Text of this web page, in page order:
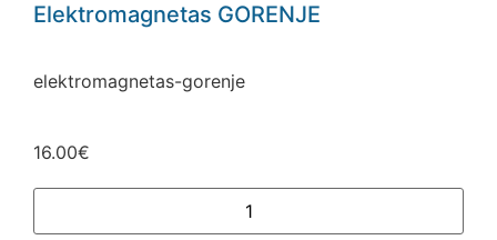
Elektromagnetas GORENJE
elektromagnetas-gorenje
16.00€